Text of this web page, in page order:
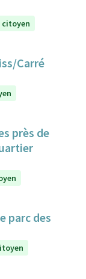
citoyen
Carré
près de
parc des